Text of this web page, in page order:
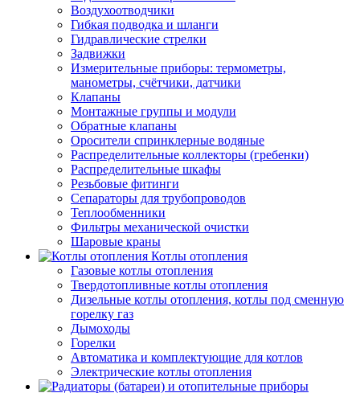
Воздухоотводчики
Гибкая подводка и шланги
Гидравлические стрелки
Задвижки
Измерительные приборы: термометры,
манометры, счётчики, датчики
Клапаны
Монтажные группы и модули
Обратные клапаны
Оросители спринклерные водяные
Распределительные коллекторы (гребенки)
Распределительные шкафы
Резьбовые фитинги
Сепараторы для трубопроводов
Теплообменники
Фильтры механической очистки
Шаровые краны
Котлы отопления
Газовые котлы отопления
Твердотопливные котлы отопления
Дизельные котлы отопления, котлы под сменную
горелку газ
Дымоходы
Горелки
Автоматика и комплектующие для котлов
Электрические котлы отопления